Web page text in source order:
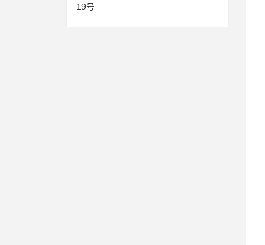
19号